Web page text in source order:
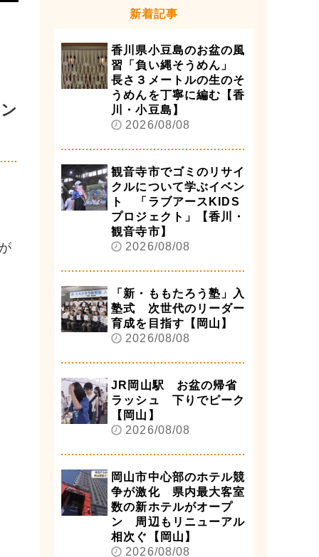
新着記事
香川県小豆島のお盆の風
習「負い縄そうめん」
長さ３メートルの生のそ
うめんを丁寧に編む【香
川・小豆島】
2026/08/08
観音寺市でゴミのリサイ
クルについて学ぶイベン
ト 「ラブアースKIDS
プロジェクト」【香川・
観音寺市】
2026/08/08
「新・ももたろう塾」入
塾式 次世代のリーダー
育成を目指す【岡山】
2026/08/08
JR岡山駅 お盆の帰省
ラッシュ 下りでピーク
【岡山】
2026/08/08
岡山市中心部のホテル競
争が激化 県内最大客室
数の新ホテルがオープ
ン 周辺もリニューアル
相次ぐ【岡山】
2026/08/08